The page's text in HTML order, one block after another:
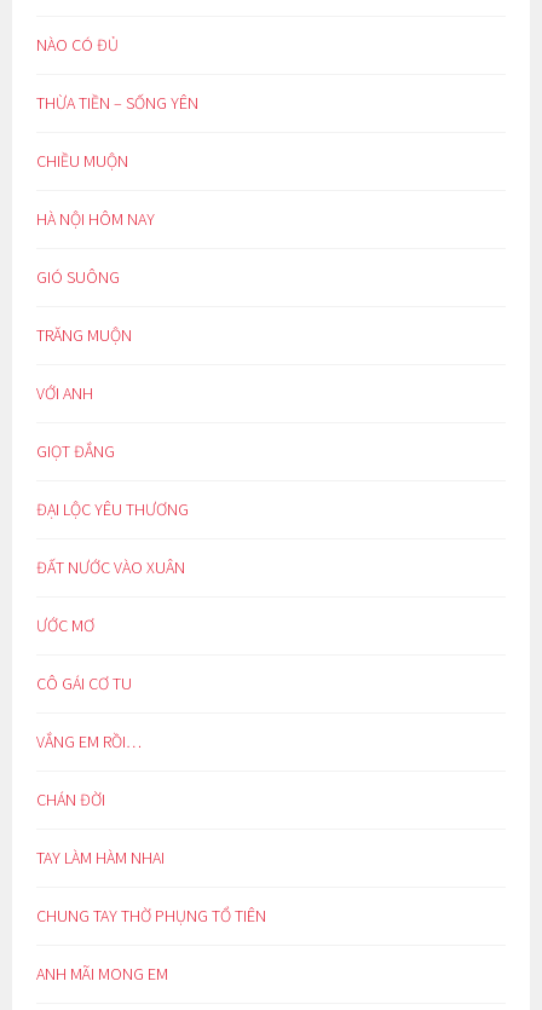
NÀO CÓ ĐỦ
THỪA TIỀN – SỐNG YÊN
CHIỀU MUỘN
HÀ NỘI HÔM NAY
GIÓ SUÔNG
TRĂNG MUỘN
VỚI ANH
GIỌT ĐẮNG
ĐẠI LỘC YÊU THƯƠNG
ĐẤT NƯỚC VÀO XUÂN
ƯỚC MƠ
CÔ GÁI CƠ TU
VẮNG EM RỒI…
CHÁN ĐỜI
TAY LÀM HÀM NHAI
CHUNG TAY THỜ PHỤNG TỔ TIÊN
ANH MÃI MONG EM